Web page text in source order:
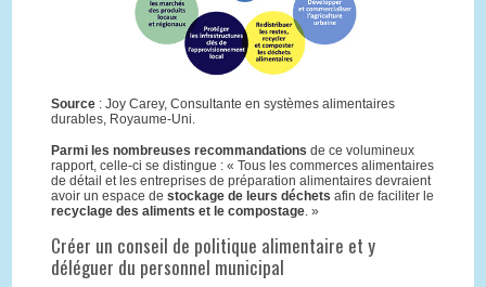
Source: Joy Carey, Consultante en systèmes alimentaires
durables, Royaume-Uni.
Parmi les nombreuses recommandations de ce volumineux
rapport, celle-ci se distingue : « Tous les commerces alimentaires
de détail et les entreprises de préparation alimentaires devraient
avoir un espace de stockage de leurs déchets afin de faciliter le
recyclage des aliments et le compostage. »
Créer un conseil de politique alimentaire et y
déléguer du personnel municipal